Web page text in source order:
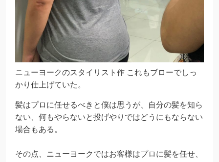
ニューヨークのスタイリスト作 これもブローでしっ
かり仕上げていた。
髪はプロに任せるべきと僕は思うが、自分の髪を知ら
ない、何もやらないと投げやりではどうにもならない
場合もある。
その点、ニューヨークではお客様はプロに髪を任せ、